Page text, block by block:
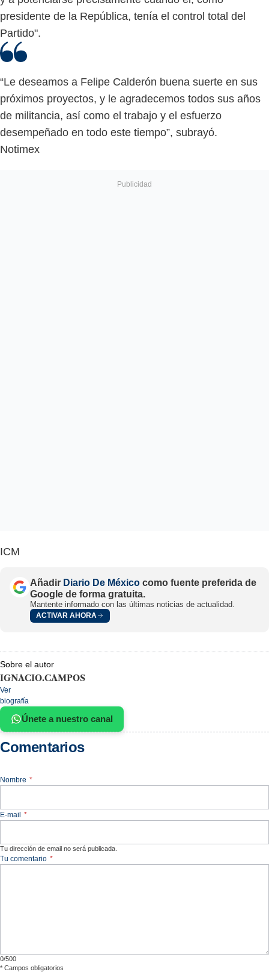
presidente de la República, tenía el control total del
Partido".
“Le deseamos a Felipe Calderón buena suerte en sus
próximos proyectos, y le agradecemos todos sus años
de militancia, así como el trabajo y el esfuerzo
desempeñado en todo este tiempo”, subrayó.
Notimex
ICM
Añadir Diario De México como fuente preferida de
Google de forma gratuita.
Mantente informado con las últimas noticias de actualidad.
ACTIVAR AHORA
Sobre el autor
IGNACIO.CAMPOS
Ver
biografía
Únete a nuestro canal
Comentarios
Nombre *
E-mail *
Tu dirección de email no será publicada.
Tu comentario *
0/500
* Campos obligatorios